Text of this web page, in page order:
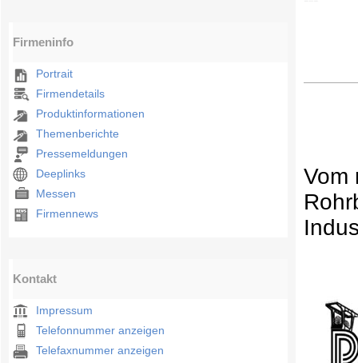
Firmeninfo
Portrait
Firmendetails
Produktinformationen
Themenberichte
Pressemeldungen
Deeplinks
Messen
Firmennews
Kontakt
Impressum
Telefonnummer anzeigen
Telefaxnummer anzeigen
Vom